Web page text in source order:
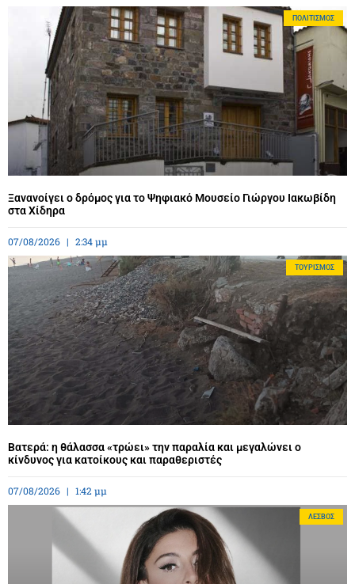
ΠΟΛΙΤΙΣΜΌΣ
Ξανανοίγει ο δρόμος για το Ψηφιακό Μουσείο Γιώργου Ιακωβίδη
στα Χίδηρα
07/08/2026 2:34 μμ
ΤΟΥΡΙΣΜΌΣ
Βατερά: η θάλασσα «τρώει» την παραλία και μεγαλώνει ο
κίνδυνος για κατοίκους και παραθεριστές
07/08/2026 1:42 μμ
ΛΈΣΒΟΣ